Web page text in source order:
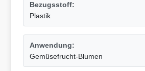
Bezugsstoff:
Plastik
Anwendung:
Gemüsefrucht-Blumen